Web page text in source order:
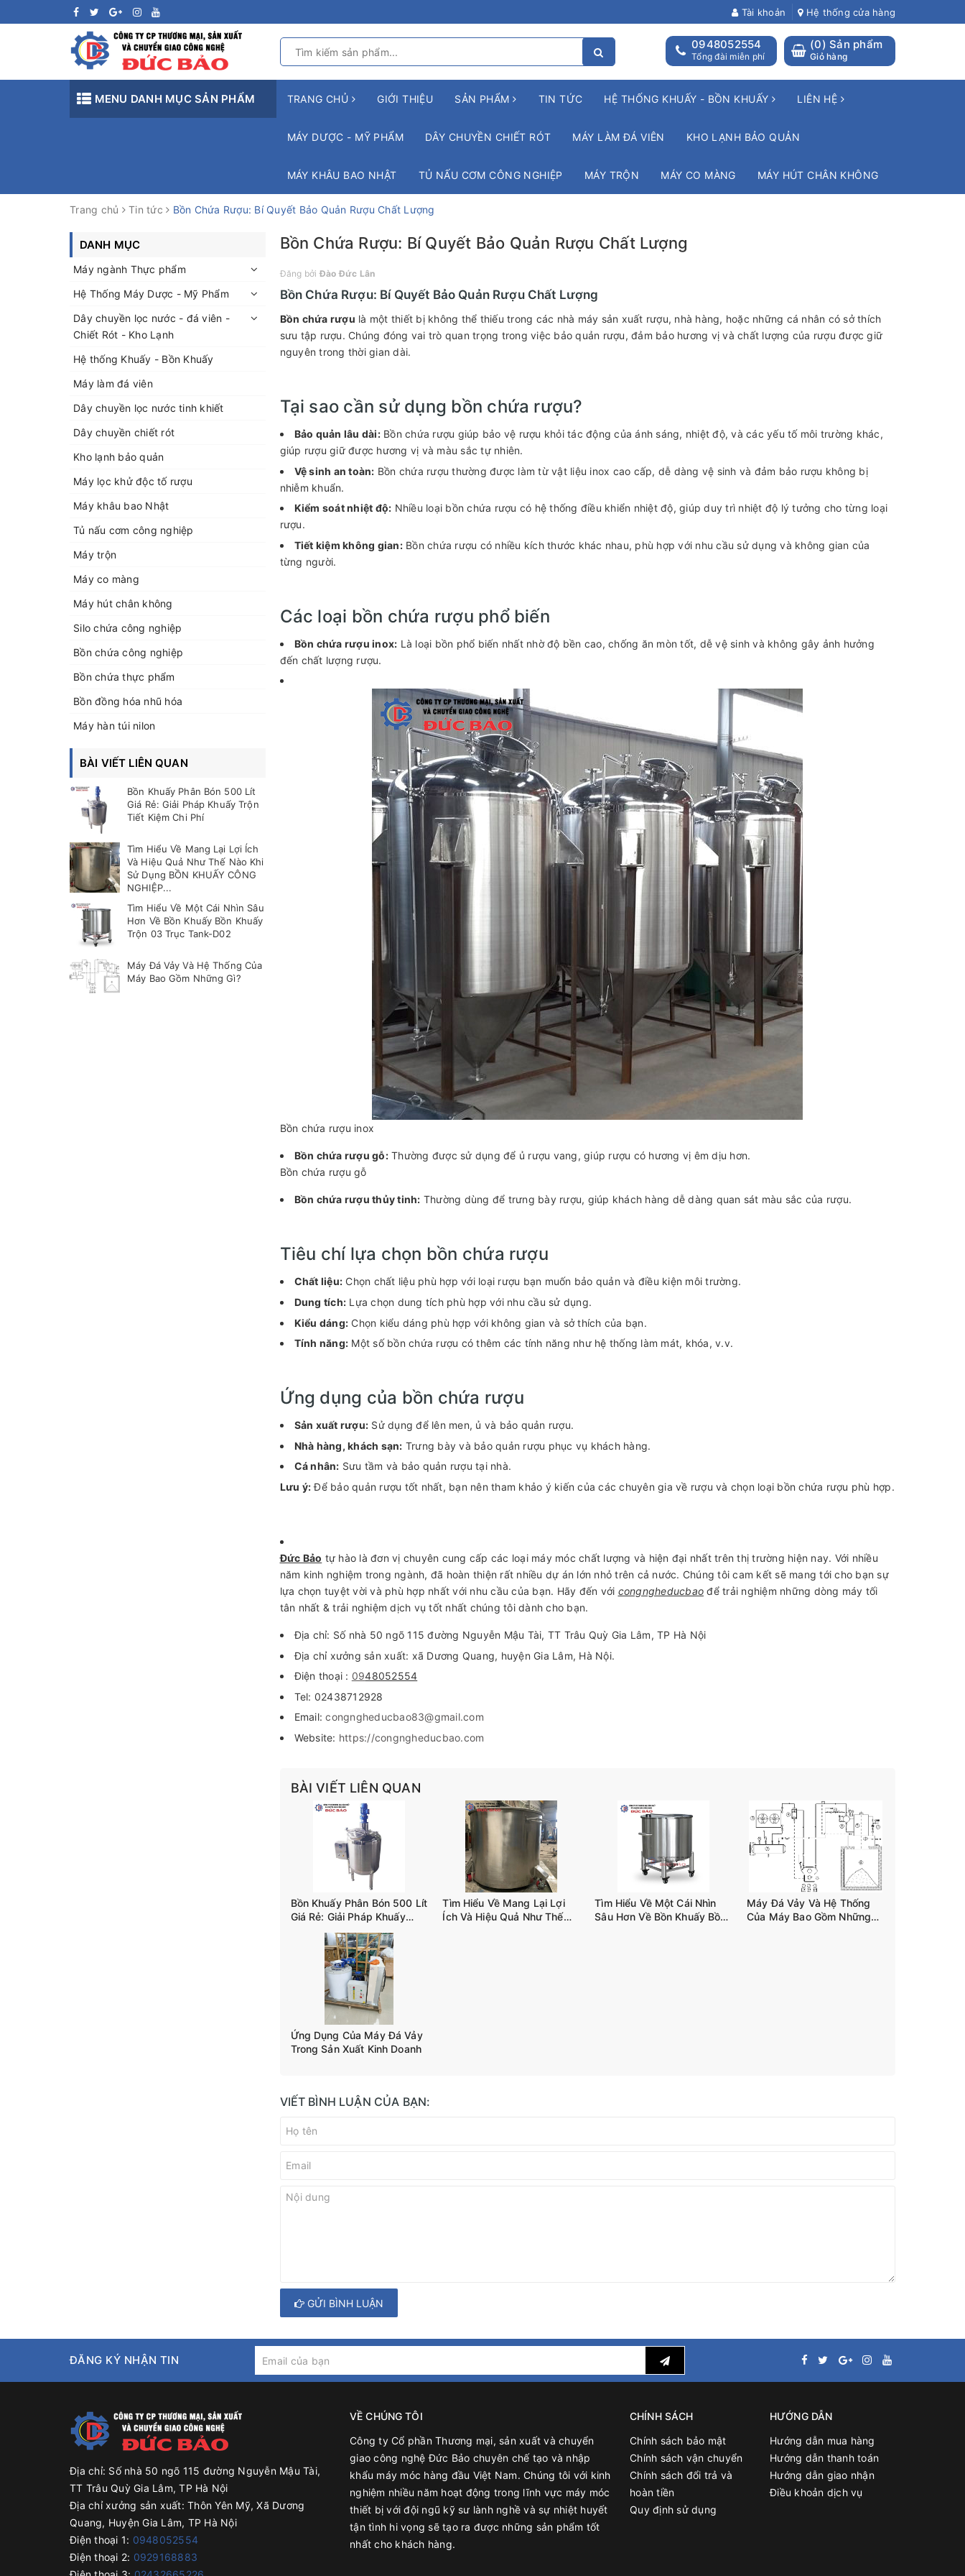
Tài khoản Hệ thống cửa hàng
(0) Sản phẩm
Giỏ hàng
0948052554
Tổng đài miễn phí
MENU DANH MỤC SẢN PHẨM TRANG CHỦ GIỚI THIỆU SẢN PHẨM TIN TỨC HỆ THỐNG KHUẤY - BỒN KHUẤY LIÊN HỆ
MÁY DƯỢC - MỸ PHẨM DÂY CHUYỀN CHIẾT RÓT MÁY LÀM ĐÁ VIÊN KHO LẠNH BẢO QUẢN
MÁY KHÂU BAO NHẬT TỦ NẤU CƠM CÔNG NGHIỆP MÁY TRỘN MÁY CO MÀNG MÁY HÚT CHÂN KHÔNG
Trang chủ Tin tức Bồn Chứa Rượu: Bí Quyết Bảo Quản Rượu Chất Lượng
Bồn Chứa Rượu: Bí Quyết Bảo Quản Rượu Chất Lượng
Đăng bởiĐào Đức Lân
Bồn Chứa Rượu: Bí Quyết Bảo Quản Rượu Chất Lượng
Bồn chứa rượu là một thiết bị không thể thiếu trong các nhà máy sản xuất rượu, nhà hàng, hoặc những cá nhân có sở thích
sưu tập rượu. Chúng đóng vai trò quan trọng trong việc bảo quản rượu, đảm bảo hương vị và chất lượng của rượu được giữ
nguyên trong thời gian dài.
Tại sao cần sử dụng bồn chứa rượu?
Bảo quản lâu dài:Bồn chứa rượu giúp bảo vệ rượu khỏi tác động của ánh sáng, nhiệt độ, và các yếu tố môi trường khác,
giúp rượu giữ được hương vị và màu sắc tự nhiên.
Vệ sinh an toàn: Bồn chứa rượu thường được làm từ vật liệu inox cao cấp, dễ dàng vệ sinh và đảm bảo rượu không bị
nhiễm khuẩn.
Kiểm soát nhiệt độ: Nhiều loại bồn chứa rượu có hệ thống điều khiển nhiệt độ, giúp duy trì nhiệt độ lý tưởng cho từng loại
rượu.
Tiết kiệm không gian:Bồn chứa rượu có nhiều kích thước khác nhau, phù hợp với nhu cầu sử dụng và không gian của
từng người.
Các loại bồn chứa rượu phổ biến
Bồn chứa rượu inox: Là loại bồn phổ biến nhất nhờ độ bền cao, chống ăn mòn tốt, dễ vệ sinh và không gây ảnh hưởng
đến chất lượng rượu.
Bồn chứa rượu inox
Bồn chứa rượu gỗ:Thường được sử dụng để ủ rượu vang, giúp rượu có hương vị êm dịu hơn.
Bồn chứa rượu gỗ
Bồn chứa rượu thủy tinh: Thường dùng để trưng bày rượu, giúp khách hàng dễ dàng quan sát màu sắc của rượu.
Tiêu chí lựa chọn bồn chứa rượu
Chất liệu: Chọn chất liệu phù hợp với loại rượu bạn muốn bảo quản và điều kiện môi trường.
Dung tích: Lựa chọn dung tích phù hợp với nhu cầu sử dụng.
Kiểu dáng: Chọn kiểu dáng phù hợp với không gian và sở thích của bạn.
Tính năng: Một số bồn chứa rượu có thêm các tính năng như hệ thống làm mát, khóa, v.v.
Ứng dụng của bồn chứa rượu
Sản xuất rượu: Sử dụng để lên men, ủ và bảo quản rượu.
Nhà hàng, khách sạn: Trưng bày và bảo quản rượu phục vụ khách hàng.
Cá nhân: Sưu tầm và bảo quản rượu tại nhà.
Lưu ý:Để bảo quản rượu tốt nhất, bạn nên tham khảo ý kiến của các chuyên gia về rượu và chọn loại bồn chứa rượu phù hợp.
Đức Bảo tự hào là đơn vị chuyên cung cấp các loại máy móc chất lượng và hiện đại nhất trên thị trường hiện nay. Với nhiều
năm kinh nghiệm trong ngành, đã hoàn thiện rất nhiều dự án lớn nhỏ trên cả nước. Chúng tôi cam kết sẽ mang tới cho bạn sự
lựa chọn tuyệt vời và phù hợp nhất với nhu cầu của bạn. Hãy đến với congngheducbao để trải nghiệm những dòng máy tối
tân nhất & trải nghiệm dịch vụ tốt nhất chúng tôi dành cho bạn.
Địa chỉ: Số nhà 50 ngõ 115 đường Nguyễn Mậu Tài, TT Trâu Quỳ Gia Lâm, TP Hà Nội
Địa chỉ xưởng sản xuất: xã Dương Quang, huyện Gia Lâm, Hà Nội.
Điện thoại : 0948052554
Tel: 02438712928
Email:congngheducbao83@gmail.com
Website: https://congngheducbao.com
BÀI VIẾT LIÊN QUAN
Bồn Khuấy Phân Bón 500 Lít
Giá Rẻ: Giải Pháp Khuấy
Trộn Tiết Kiệm Chi Phí
Tìm Hiểu Về Mang Lại Lợi
Ích Và Hiệu Quả Như Thế
Tìm Hiểu Về Một Cái Nhìn
Sâu Hơn Về Bồn Khuấy Bồn
Máy Đá Vảy Và Hệ Thống
Của Máy Bao Gồm Những
Ứng Dụng Của Máy Đá Vảy
Trong Sản Xuất Kinh Doanh
VIẾT BÌNH LUẬN CỦA BẠN:
GỬI BÌNH LUẬN
DANH MỤC
Máy ngành Thực phẩm
Hệ Thống Máy Dược - Mỹ Phẩm
Dây chuyền lọc nước - đá viên -
Chiết Rót - Kho Lạnh
Hệ thống Khuấy - Bồn Khuấy
Máy làm đá viên
Dây chuyền lọc nước tinh khiết
Dây chuyền chiết rót
Kho lạnh bảo quản
Máy lọc khử độc tố rượu
Máy khâu bao Nhật
Tủ nấu cơm công nghiệp
Máy trộn
Máy co màng
Máy hút chân không
Silo chứa công nghiệp
Bồn chứa công nghiệp
Bồn chứa thực phẩm
Bồn đồng hóa nhũ hóa
Máy hàn túi nilon
BÀI VIẾT LIÊN QUAN
Bồn Khuấy Phân Bón 500 Lít
Giá Rẻ: Giải Pháp Khuấy Trộn
Tiết Kiệm Chi Phí
Tìm Hiểu Về Mang Lại Lợi Ích
Và Hiệu Quả Như Thế Nào Khi
Sử Dụng BỒN KHUẤY CÔNG
NGHIỆP...
Tìm Hiểu Về Một Cái Nhìn Sâu
Hơn Về Bồn Khuấy Bồn Khuấy
Trộn 03 Trục Tank-D02
Máy Đá Vảy Và Hệ Thống Của
Máy Bao Gồm Những Gì?
ĐĂNG KÝ NHẬN TIN
Địa chỉ: Số nhà 50 ngõ 115 đường Nguyễn Mậu Tài,
TT Trâu Quỳ Gia Lâm, TP Hà Nội
Địa chỉ xưởng sản xuất: Thôn Yên Mỹ, Xã Dương
Quang, Huyện Gia Lâm, TP Hà Nội
Điện thoại 1: 0948052554
Điện thoại 2: 0929168883
VỀ CHÚNG TÔI
Công ty Cổ phần Thương mại, sản xuất và chuyển
giao công nghệ Đức Bảo chuyên chế tạo và nhập
khẩu máy móc hàng đầu Việt Nam. Chúng tôi với kinh
nghiệm nhiều năm hoạt động trong lĩnh vực máy móc
thiết bị với đội ngũ kỹ sư lành nghề và sự nhiệt huyết
tận tình hi vọng sẽ tạo ra được những sản phẩm tốt
nhất cho khách hàng.
CHÍNH SÁCH
Chính sách bảo mật
Chính sách vận chuyển
Chính sách đổi trả và
hoàn tiền
Quy định sử dụng
HƯỚNG DẪN
Hướng dẫn mua hàng
Hướng dẫn thanh toán
Hướng dẫn giao nhận
Điều khoản dịch vụ